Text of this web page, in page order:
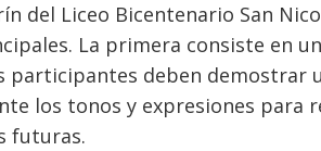
del Liceo Bicentenario San
La primera consiste en un
participantes deben demostrar
los tonos y expresiones para
futuras.